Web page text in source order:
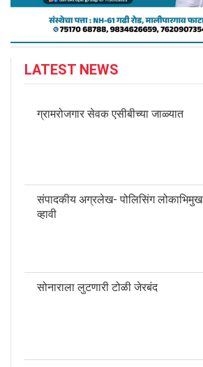
LATEST NEWS
ग्रामरोजगार सेवक एसीबीच्या जाळ्यात
संपादकीय अग्रलेख- पोलिसिंग लोकाभिमुख
व्हावी
सोनाराला लुटणारी टोळी जेरबंद